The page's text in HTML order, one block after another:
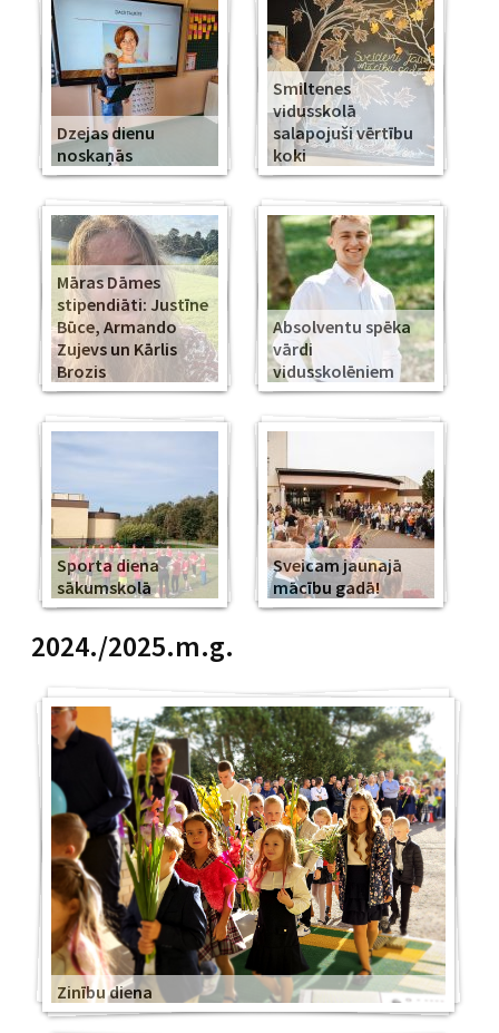
Dzejas dienu
noskaņās
Smiltenes
vidusskolā
salapojuši vērtību
koki
Māras Dāmes
stipendiāti: Justīne
Būce, Armando
Zujevs un Kārlis
Brozis
Absolventu spēka
vārdi
vidusskolēniem
Sporta diena
sākumskolā
Sveicam jaunajā
mācību gadā!
2024./2025.m.g.
Zinību diena